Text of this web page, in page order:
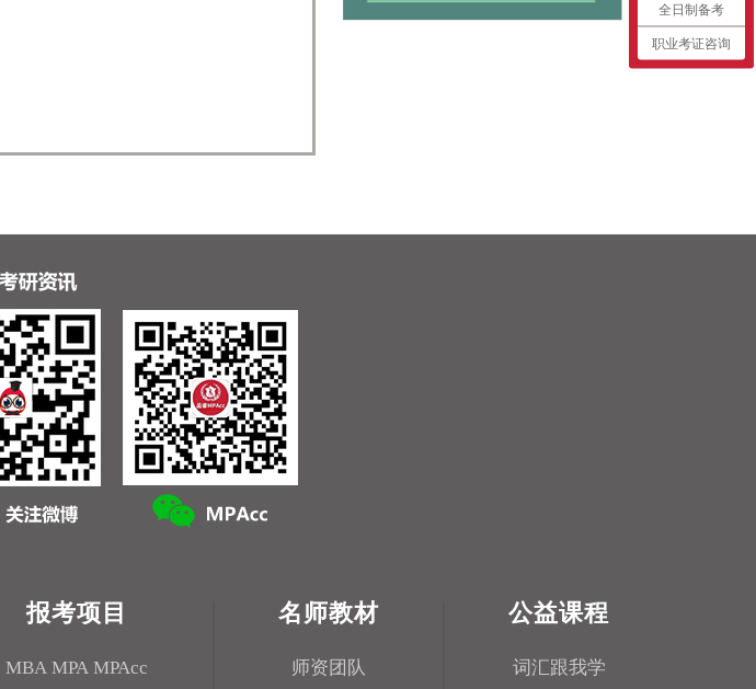
报考项目
MBA MPA MPAcc
名师教材
师资团队
公益课程
词汇跟我学
全日制备考
职业考证咨询